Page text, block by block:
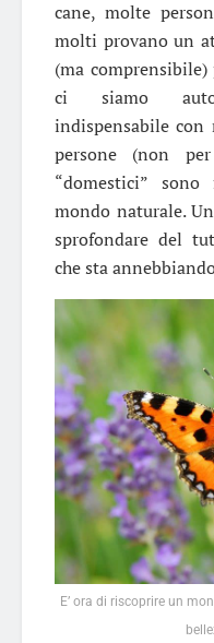
cane, molte
molti provano un
(ma
ci siamo
indispensabile
persone (non
“domestici”
mondo naturale.
sprofondare del
che sta
E’ ora di riscoprire un